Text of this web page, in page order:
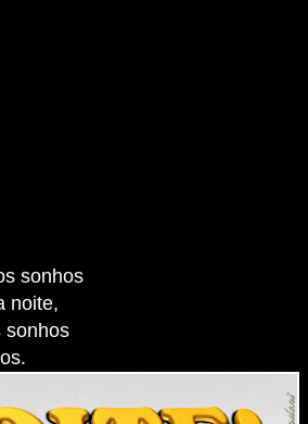
sonhos
noite,
sonhos